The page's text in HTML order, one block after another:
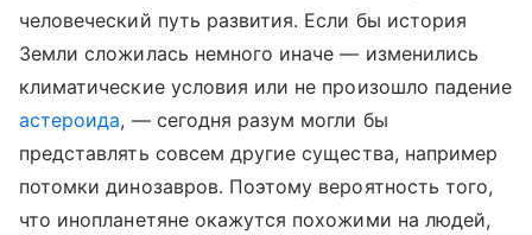
человеческий путь развития. Если бы история
Земли сложилась немного иначе — изменились
климатические условия или не произошло падение
астероида, — сегодня разум могли бы
представлять совсем другие существа, например
потомки динозавров. Поэтому вероятность того,
что инопланетяне окажутся похожими на людей,